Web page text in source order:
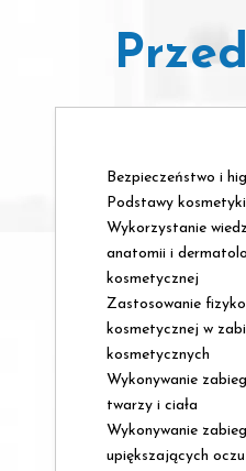
Bezpieczeństwo i
Podstawy kosmetyki
Wykorzystanie
anatomii i
kosmetycznej
Zastosowanie
kosmetycznej w
kosmetycznych
Wykonywanie
twarzy i ciała
Wykonywanie
upiększających